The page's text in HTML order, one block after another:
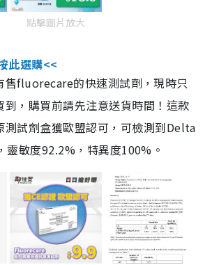
點擊圖片放大
此選購<<
售fluorecare的快速測試劑，現時只
，購買前請先注意送貨時間！這款
測試劑盒獲歐盟認可，可檢測到Delta
敏度92.2%，特異度100%。